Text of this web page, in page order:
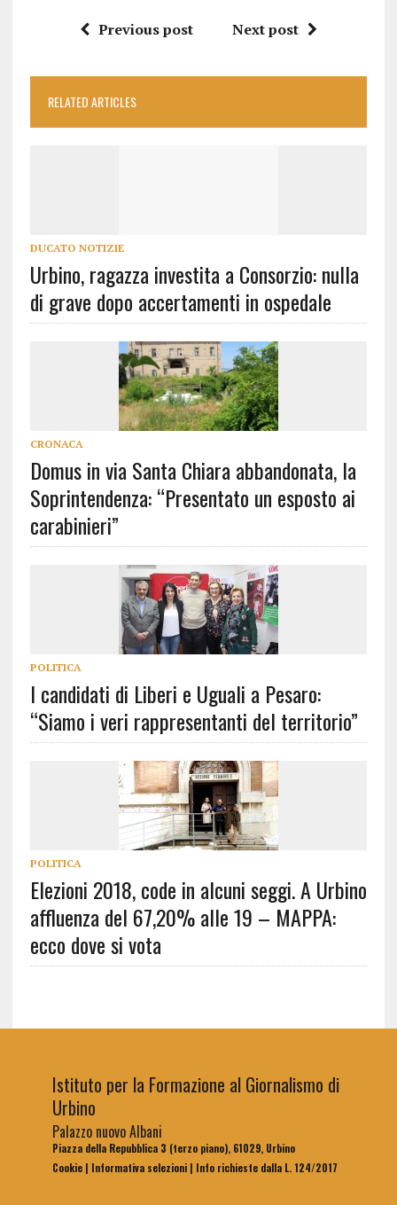
Previous post Next post
RELATED ARTICLES
DUCATO NOTIZIE
Urbino, ragazza investita a Consorzio: nulla
di grave dopo accertamenti in ospedale
CRONACA
Domus in via Santa Chiara abbandonata, la
Soprintendenza: “Presentato un esposto ai
carabinieri”
POLITICA
I candidati di Liberi e Uguali a Pesaro:
“Siamo i veri rappresentanti del territorio”
POLITICA
Elezioni 2018, code in alcuni seggi. A Urbino
affluenza del 67,20% alle 19 – MAPPA:
ecco dove si vota
Istituto per la Formazione al Giornalismo di
Urbino
Palazzo nuovo Albani
Piazza della Repubblica 3 (terzo piano), 61029, Urbino
Cookie| Informativa selezioni| Info richieste dalla L. 124/2017